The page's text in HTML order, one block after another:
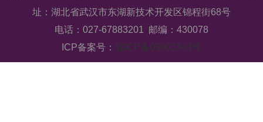
址：湖北省武汉市东湖新技术开发区锦程街68号
电话：027-67883201 邮编：430078
ICP备案号： 鄂ICP备05003343号